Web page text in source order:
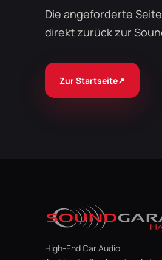
Die angeforderte
direkt zurück zur
Zur Startseite↗
High-End Car Audio.